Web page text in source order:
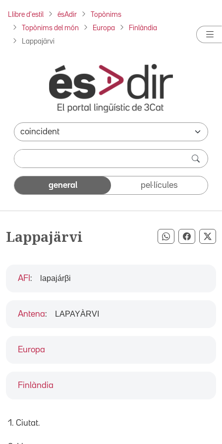
Llibre d'estil ésAdir Topònims
Topònims del món Europa Finlàndia
Lappajärvi
general pel·lícules
Lappajärvi Compartir
Europa
Finlàndia
AFI : lapajárβi
Antena: LAPAYÀRVI
1. Ciutat.